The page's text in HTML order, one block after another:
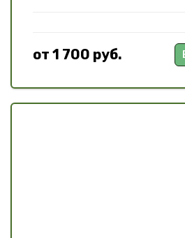
от 1 700 руб.